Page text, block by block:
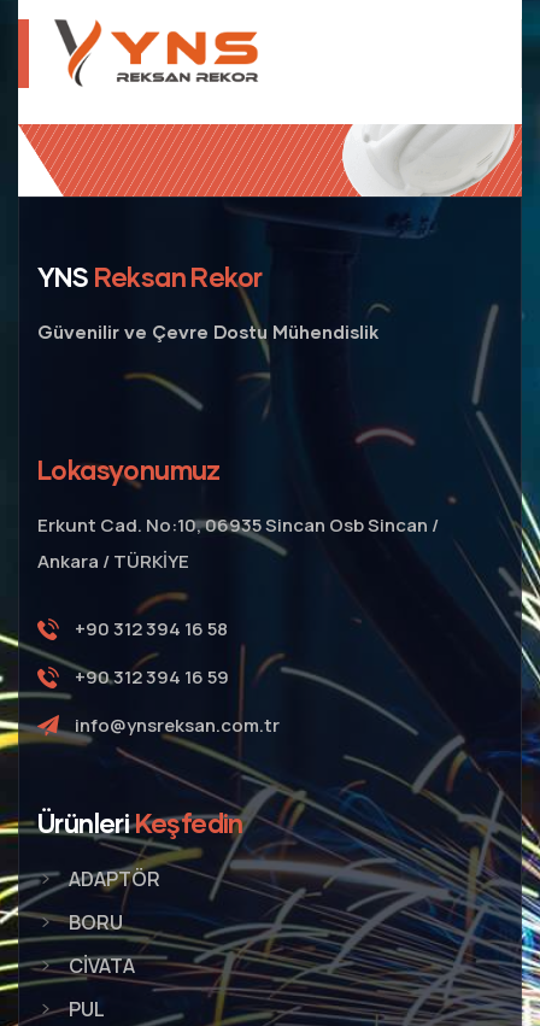
YNS Reksan Rekor
Güvenilir ve Çevre Dostu Mühendislik
Lokasyonumuz
Erkunt Cad. No:10, 06935 Sincan Osb Sincan /
Ankara / TÜRKİYE
+90 312 394 16 58
+90 312 394 16 59
info@ynsreksan.com.tr
ÜrünleriKeşfedin
ADAPTÖR
BORU
CİVATA
PUL